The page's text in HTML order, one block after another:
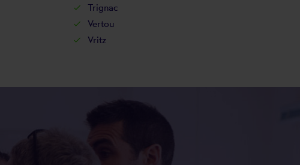
Trignac
Vertou
Vritz